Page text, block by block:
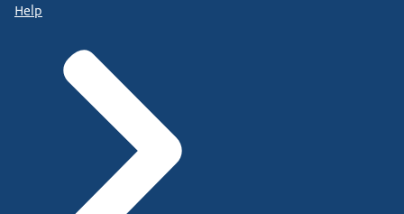
Help